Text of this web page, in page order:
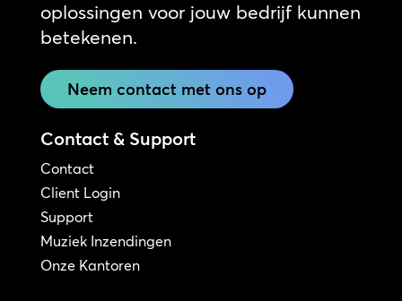
oplossingen voor jouw bedrijf kunnen
betekenen.
Neem contact met ons op
Contact & Support
Contact
Client Login
Support
Muziek Inzendingen
Onze Kantoren